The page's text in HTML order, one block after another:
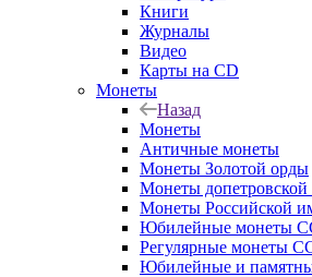
Книги
Журналы
Видео
Карты на CD
Монеты
Назад
Монеты
Античные монеты
Монеты Золотой орды
Монеты допетровской
Монеты Российской
Юбилейные монеты
Регулярные монеты
Юбилейные и